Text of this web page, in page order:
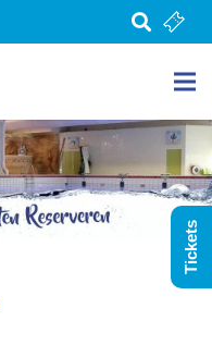
Tickets